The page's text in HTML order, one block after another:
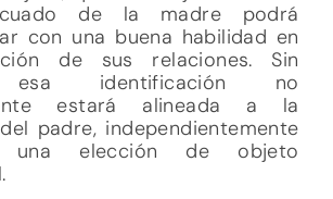
de la madre podrá
con una buena habilidad en
de sus relaciones. Sin
esa identificación no
estará alineada a la
padre, independientemente
elección de objeto